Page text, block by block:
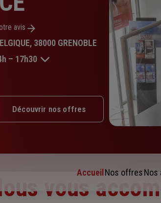
avis
38000 GRENOBLE
Ouvert 09h – 12h30 / 14h – 17h30
17h30
– 17h30
17h30
Découvrir nos offres
Accueil Nos offresNos
vous